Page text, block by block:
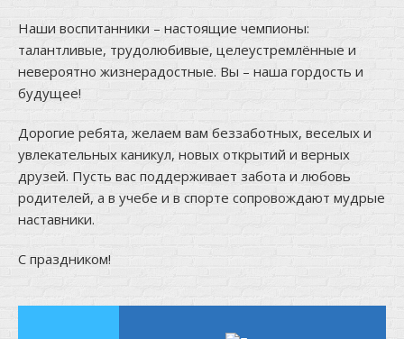
Наши воспитанники – настоящие чемпионы:
талантливые, трудолюбивые, целеустремлённые и
невероятно жизнерадостные. Вы – наша гордость и
будущее!
Дорогие ребята, желаем вам беззаботных, веселых и
увлекательных каникул, новых открытий и верных
друзей. Пусть вас поддерживает забота и любовь
родителей, а в учебе и в спорте сопровождают мудрые
наставники.
С праздником!